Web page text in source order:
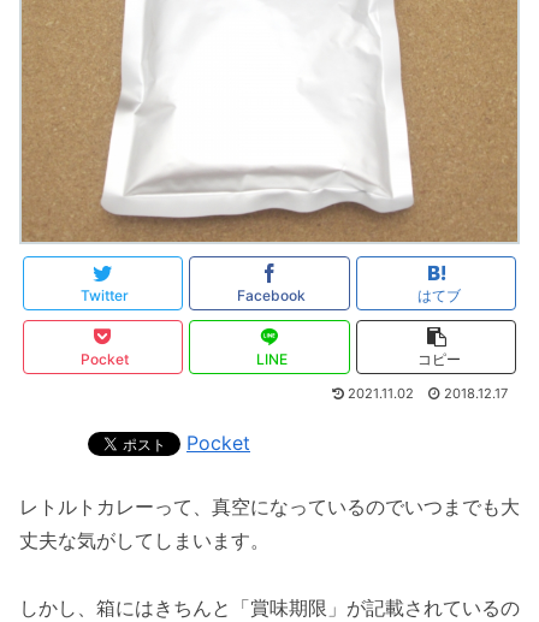
Twitter Facebook はてブ
Pocket LINE コピー
2021.11.02 2018.12.17
Pocket
レトルトカレーって、真空になっているのでいつまでも大
丈夫な気がしてしまいます。
しかし、箱にはきちんと「賞味期限」が記載されているの